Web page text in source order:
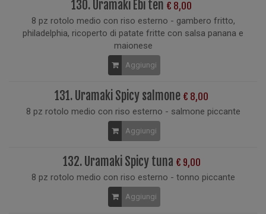
130. Uramaki Ebi ten € 8,00
8 pz rotolo medio con riso esterno - gambero fritto,
philadelphia, ricoperto di patate fritte con salsa panana e
maionese
Aggiungi
131. Uramaki Spicy salmone € 8,00
8 pz rotolo medio con riso esterno - salmone piccante
Aggiungi
132. Uramaki Spicy tuna € 9,00
8 pz rotolo medio con riso esterno - tonno piccante
Aggiungi